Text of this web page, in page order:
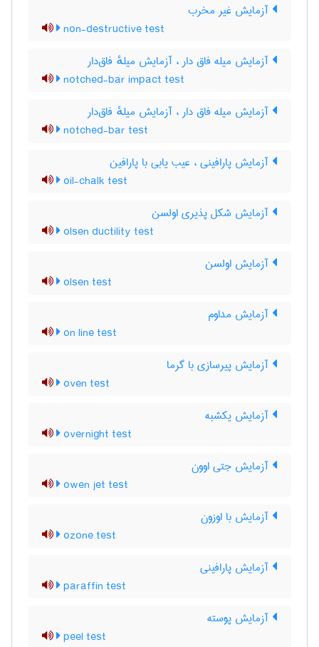
آزمایش غیر مخرب
non-destructive test
آزمایش میله فاق دار ، آزمایش میلهٔ فاق‌دار
notched-bar impact test
آزمایش میله فاق دار ، آزمایش میلهٔ فاق‌دار
notched-bar test
آزمایش پارافینی ، عیب یابی با پارافین
oil-chalk test
آزمایش شکل پذیری اولسن
olsen ductility test
آزمایش اولسن
olsen test
آزمایش مداوم
on line test
آزمایش پیرسازی با گرما
oven test
آزمایش یکشبه
overnight test
آزمایش جتی اوون
owen jet test
آزمایش با اوزون
ozone test
آزمایش پارافینی
paraffin test
آزمایش پوسته
peel test